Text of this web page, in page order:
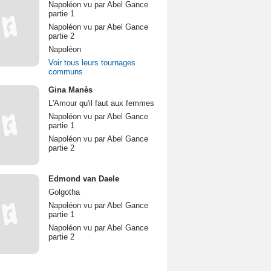
Napoléon vu par Abel Gance
partie 1
Napoléon vu par Abel Gance
partie 2
Napoléon
Voir tous leurs tournages
communs
Gina Manès
L'Amour qu'il faut aux femmes
Napoléon vu par Abel Gance
partie 1
Napoléon vu par Abel Gance
partie 2
Edmond van Daele
Golgotha
Napoléon vu par Abel Gance
partie 1
Napoléon vu par Abel Gance
partie 2